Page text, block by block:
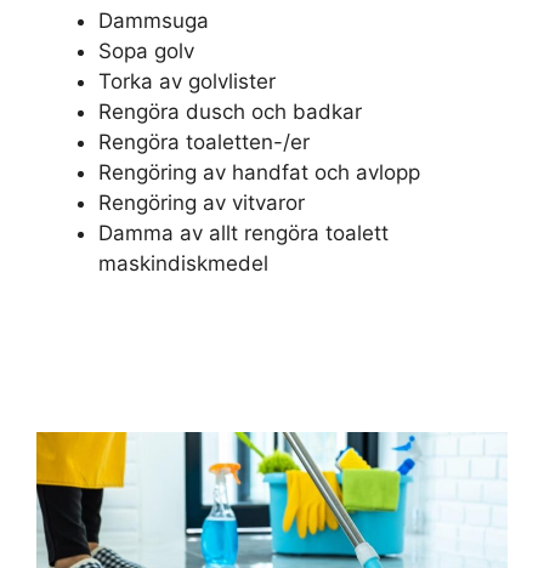
Dammsuga
Sopa golv
Torka av golvlister
Rengöra dusch och badkar
Rengöra toaletten-/er
Rengöring av handfat och avlopp
Rengöring av vitvaror
Damma av allt rengöra toalett
maskindiskmedel